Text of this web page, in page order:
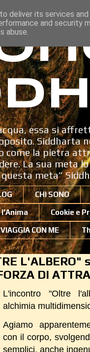
essa si
Siddharta
come la pietra
La sua meta
meta”
CHI SONO
Cookie e
VIAGGIA CON ME
L'ALBERO"
DI
L'incontro "Oltre
alchimia
Agiamo
con il corpo,
semplici, anche
deliver its services
and security
abuse.